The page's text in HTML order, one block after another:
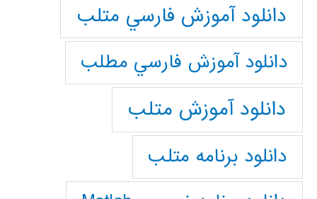
دانلود آموزش فارسي متلب
دانلود آموزش فارسي مطلب
دانلود آموزش متلب
دانلود برنامه متلب